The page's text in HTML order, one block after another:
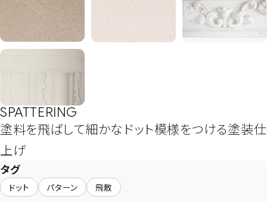
SPATTERING
塗料を飛ばして細かなドット模様をつける塗装仕
上げ
タグ
ドット パターン 飛散